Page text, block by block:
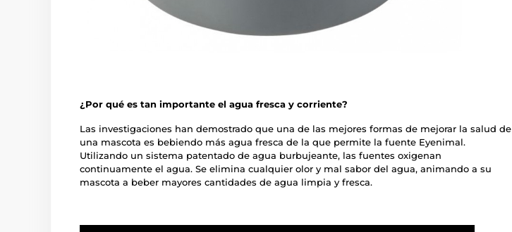
¿Por qué es tan importante el agua fresca y corriente?
Las investigaciones han demostrado que una de las mejores formas de mejorar la salud de
una mascota es bebiendo más agua fresca de la que permite la fuente Eyenimal.
Utilizando un sistema patentado de agua burbujeante, las fuentes oxigenan
continuamente el agua. Se elimina cualquier olor y mal sabor del agua, animando a su
mascota a beber mayores cantidades de agua limpia y fresca.